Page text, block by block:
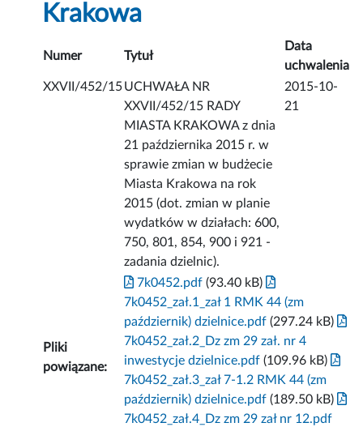
Krakowa
Numer Tytuł
Data
uchwalenia
XXVII/452/15UCHWAŁA NR
XXVII/452/15 RADY
MIASTA KRAKOWA z dnia
21 października 2015 r. w
sprawie zmian w budżecie
Miasta Krakowa na rok
2015 (dot. zmian w planie
wydatków w działach: 600,
750, 801, 854, 900 i 921 -
zadania dzielnic).
2015-10-
21
Pliki
powiązane:
7k0452.pdf (93.40 kB)
7k0452_zał.1_zał 1 RMK 44 (zm
październik) dzielnice.pdf (297.24 kB)
7k0452_zał.2_Dz zm 29 zał. nr 4
inwestycje dzielnice.pdf (109.96 kB)
7k0452_zał.3_zał 7-1.2 RMK 44 (zm
październik) dzielnice.pdf (189.50 kB)
7k0452_zał.4_Dz zm 29 zał nr 12.pdf